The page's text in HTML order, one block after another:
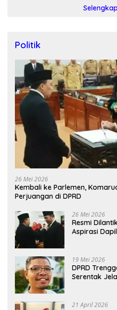
Politik
26 Mei 2026
Kembali ke Parlemen,
Perjuangan di DPRD
26 Mei 2026
Resmi
Aspirasi
19 Mei 2026
DPRD
Serentak
21 April 2026